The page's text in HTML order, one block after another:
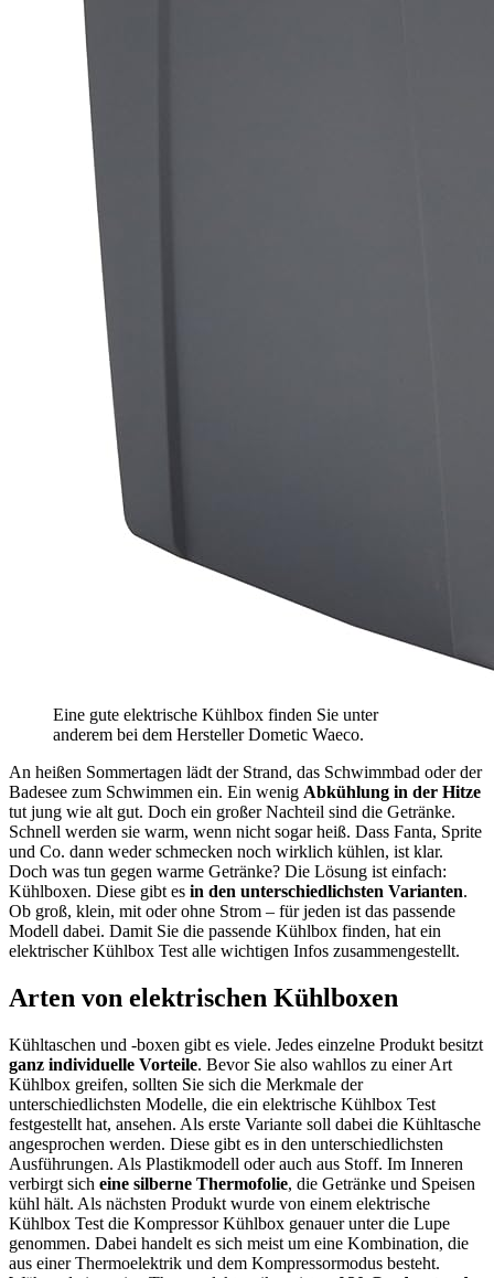
Eine gute elektrische Kühlbox finden Sie unter
anderem bei dem Hersteller Dometic Waeco.
An heißen Sommertagen lädt der Strand, das Schwimmbad oder der
Badesee zum Schwimmen ein. Ein wenig Abkühlung in der Hitze
tut jung wie alt gut. Doch ein großer Nachteil sind die Getränke.
Schnell werden sie warm, wenn nicht sogar heiß. Dass Fanta, Sprite
und Co. dann weder schmecken noch wirklich kühlen, ist klar.
Doch was tun gegen warme Getränke? Die Lösung ist einfach:
Kühlboxen. Diese gibt es in den unterschiedlichsten Varianten.
Ob groß, klein, mit oder ohne Strom – für jeden ist das passende
Modell dabei. Damit Sie die passende Kühlbox finden, hat ein
elektrischer Kühlbox Test alle wichtigen Infos zusammengestellt.
Arten von elektrischen Kühlboxen
Kühltaschen und -boxen gibt es viele. Jedes einzelne Produkt besitzt
ganz individuelle Vorteile. Bevor Sie also wahllos zu einer Art
Kühlbox greifen, sollten Sie sich die Merkmale der
unterschiedlichsten Modelle, die ein elektrische Kühlbox Test
festgestellt hat, ansehen. Als erste Variante soll dabei die Kühltasche
angesprochen werden. Diese gibt es in den unterschiedlichsten
Ausführungen. Als Plastikmodell oder auch aus Stoff. Im Inneren
verbirgt sich eine silberne Thermofolie, die Getränke und Speisen
kühl hält. Als nächsten Produkt wurde von einem elektrische
Kühlbox Test die Kompressor Kühlbox genauer unter die Lupe
genommen. Dabei handelt es sich meist um eine Kombination, die
aus einer Thermoelektrik und dem Kompressormodus besteht.